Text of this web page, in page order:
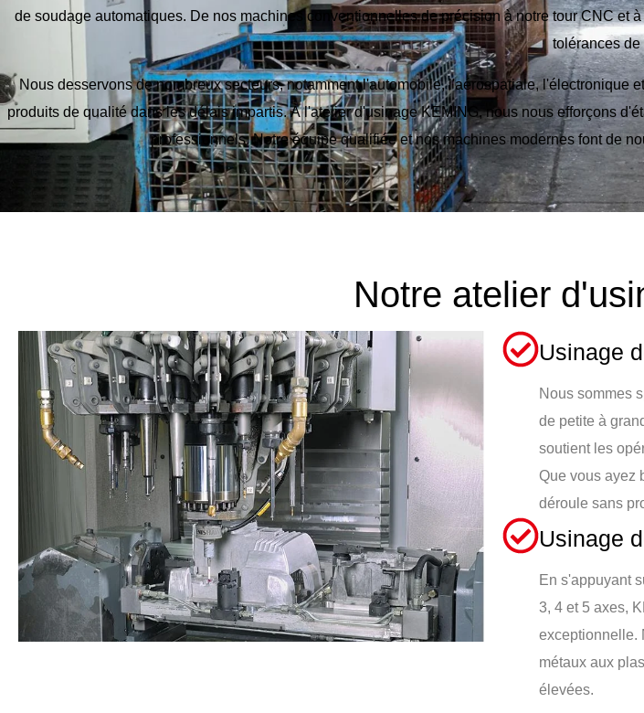
de soudage automatiques. De nos machines conventionnelles de précision à notre tour CNC et
tolérances de
Nous desservons de nombreux secteurs, notamment l'automobile, l'aérospatiale,
produits de qualité dans les délais impartis. À l'atelier d'usinage KEMING, nous nous efforçons
professionnels. Notre équipe qualifiée et nos machines modernes font de
Notre atelier
Usinage
Nous sommes
de petite à
soutient les
Que vous ayez
déroule sans
Usinage
En s'appuyant
3, 4 et 5 axes,
exceptionnelle.
métaux aux
élevées.